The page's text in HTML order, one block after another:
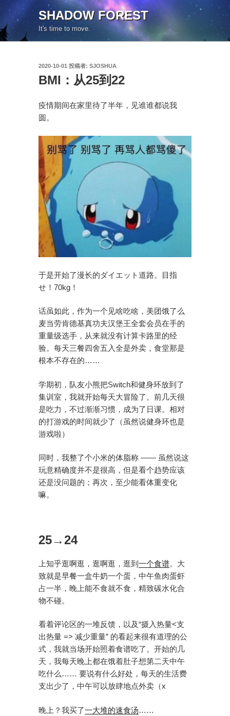
ン
テ
ン
SHADOW FOREST
It's time to move.
投
稿
日:
2020-10-01 投稿者: SJOSHUA
BMI：从25到22
疫情期间在家里待了半年，见谁谁都说我
圆。
于是开始了漫长的ダイエット道路。目指
せ！70kg！
话虽如此，作为一个见啥吃啥，美团饿了么
麦当劳肯德基真功夫汉堡王全套会员在手的
重量级选手，从来就没有计算卡路里的经
验。每天三餐四舍五入全是外卖，食堂那是
根本不存在的……
学期初，队友小熊把Switch和健身环放到了
集训室，我就开始每天大冒险了。前几天很
是吃力，不过渐渐习惯，成为了日课。相对
的打游戏的时间就少了（虽然说健身环也是
游戏啦）
同时，我整了个小米的体脂称 —— 虽然说这
玩意精确度并不是很高，但是看个趋势应该
还是没问题的；再次，至少能看体重变化
嘛。
25→24
上知乎逛啊逛，逛啊逛，逛到 一个食谱。大
致就是早餐一盒牛奶一个蛋，中午鱼肉蛋虾
占一半，晚上能不食就不食，精致碳水化合
物不碰。
看着评论区的一堆反馈，以及“摄入热量<支
出热量 => 减少重量” 的看起来很有道理的公
式，我就当场开始照着食谱吃了。开始的几
天，我每天晚上都在饿着肚子想第二天中午
吃什么…… 要说有什么好处，每天的生活费
支出少了，中午可以放肆地点外卖（x
晚上？我买了一大堆的速食汤……